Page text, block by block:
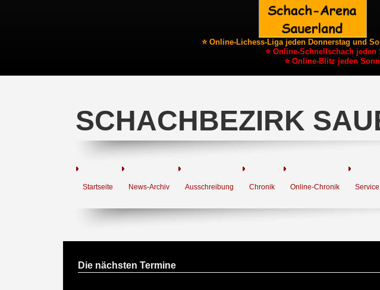
⭐ Online-Lichess-Liga jeden Donnerstag und
⭐ Online-Schnellschach jeden
⭐ Online-Blitz jeden
SCHACHBEZIRK
Startseite News-Archiv Ausschreibung Chronik Online-Chronik Service
Die nächsten Termine